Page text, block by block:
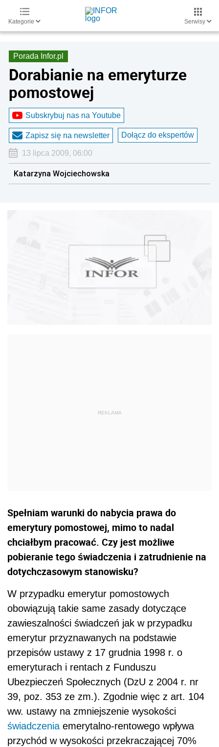
Kategorie Serwisy
Porada Infor.pl
Dorabianie na emeryturze
pomostowej
Subskrybuj nas na Youtube
Zapisz się na newsletter Dołącz do ekspertów
13 lipca 2009, 06:00
Katarzyna Wojciechowska
Spełniam warunki do nabycia prawa do
emerytury pomostowej, mimo to nadal
chciałbym pracować. Czy jest możliwe
pobieranie tego świadczenia i zatrudnienie na
dotychczasowym stanowisku?
W przypadku emerytur pomostowych
obowiązują takie same zasady dotyczące
zawieszalności świadczeń jak w przypadku
emerytur przyznawanych na podstawie
przepisów ustawy z 17 grudnia 1998 r. o
emeryturach i rentach z Funduszu
Ubezpieczeń Społecznych (DzU z 2004 r. nr
39, poz. 353 ze zm.). Zgodnie więc z art. 104
ww. ustawy na zmniejszenie wysokości
świadczenia emerytalno-rentowego wpływa
przychód w wysokości przekraczającej 70%